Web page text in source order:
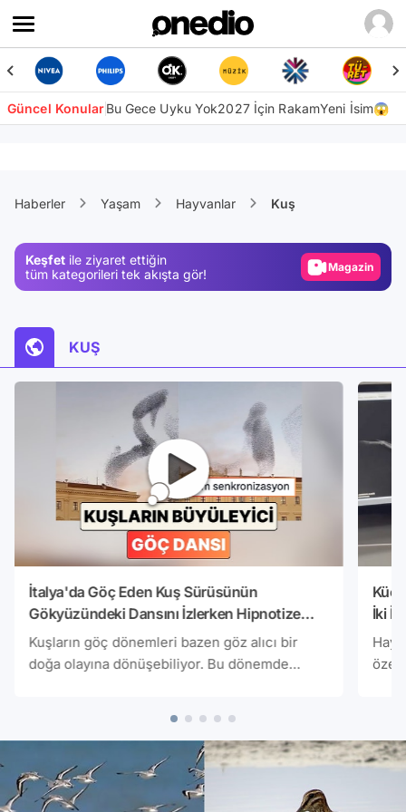
Güncel KonularBu Gece Uyku Yok2027 İçin RakamYeni İsim😱
Haberler Yaşam Hayvanlar Kuş
Keşfet ile ziyaret ettiğin
tüm kategorileri tek akışta gör!
Video
KUŞ
İtalya'da Göç Eden Kuş Sürüsünün
Gökyüzündeki Dansını İzlerken Hipnotize
Olacaksınız
Kuşların göç dönemleri bazen göz alıcı bir
doğa olayına dönüşebiliyor. Bu dönemde
koordinasyon içinde ilerlerken, ortaya bir dans
gösterisini aratmayan bir uyum çıkıyor. Yeni
nesil drone gösterilerine de ilham veren bu
İki